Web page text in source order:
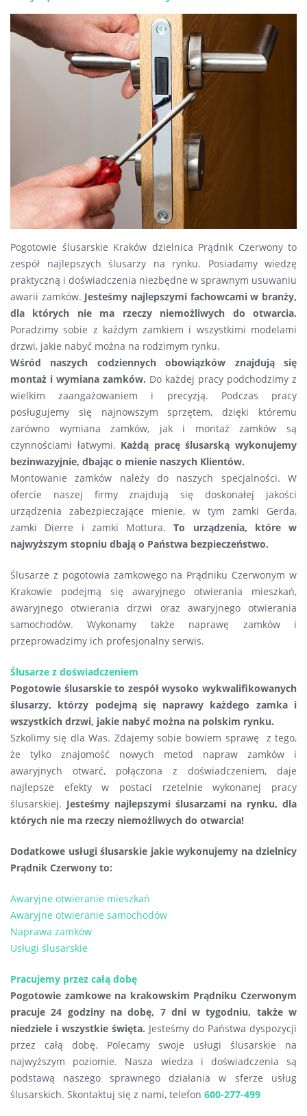
Pogotowie ślusarskie Kraków dzielnica Prądnik Czerwony to
zespół najlepszych ślusarzy na rynku. Posiadamy wiedzę
praktyczną i doświadczenia niezbędne w sprawnym usuwaniu
awarii zamków. Jesteśmy najlepszymi fachowcami w branży,
dla których nie ma rzeczy niemożliwych do otwarcia.
Poradzimy sobie z każdym zamkiem i wszystkimi modelami
drzwi, jakie nabyć można na rodzimym rynku.
Wśród naszych codziennych obowiązków znajdują się
montaż i wymiana zamków. Do każdej pracy podchodzimy z
wielkim zaangażowaniem i precyzją. Podczas pracy
posługujemy się najnowszym sprzętem, dzięki któremu
zarówno wymiana zamków, jak i montaż zamków są
czynnościami łatwymi. Każdą pracę ślusarską wykonujemy
bezinwazyjnie, dbając o mienie naszych Klientów.
Montowanie zamków należy do naszych specjalności. W
ofercie naszej firmy znajdują się doskonałej jakości
urządzenia zabezpieczające mienie, w tym zamki Gerda,
zamki Dierre i zamki Mottura. To urządzenia, które w
najwyższym stopniu dbają o Państwa bezpieczeństwo.
Ślusarze z pogotowia zamkowego na Prądniku Czerwonym w
Krakowie podejmą się awaryjnego otwierania mieszkań,
awaryjnego otwierania drzwi oraz awaryjnego otwierania
samochodów. Wykonamy także naprawę zamków i
przeprowadzimy ich profesjonalny serwis.
Ślusarze z doświadczeniem
Pogotowie ślusarskie to zespół wysoko wykwalifikowanych
ślusarzy, którzy podejmą się naprawy każdego zamka i
wszystkich drzwi, jakie nabyć można na polskim rynku.
Szkolimy się dla Was. Zdajemy sobie bowiem sprawę z tego,
że tylko znajomość nowych metod napraw zamków i
awaryjnych otwarć, połączona z doświadczeniem, daje
najlepsze efekty w postaci rzetelnie wykonanej pracy
ślusarskiej. Jesteśmy najlepszymi ślusarzami na rynku, dla
których nie ma rzeczy niemożliwych do otwarcia!
Dodatkowe usługi ślusarskie jakie wykonujemy na dzielnicy
Prądnik Czerwony to:
Awaryjne otwieranie mieszkań
Awaryjne otwieranie samochodów
Naprawa zamków
Usługi ślusarskie
Pracujemy przez całą dobę
Pogotowie zamkowe na krakowskim Prądniku Czerwonym
pracuje 24 godziny na dobę, 7 dni w tygodniu, także w
niedziele i wszystkie święta. Jesteśmy do Państwa dyspozycji
przez całą dobę. Polecamy swoje usługi ślusarskie na
najwyższym poziomie. Nasza wiedza i doświadczenia są
podstawą naszego sprawnego działania w sferze usług
ślusarskich. Skontaktuj się z nami, telefon 600-277-499